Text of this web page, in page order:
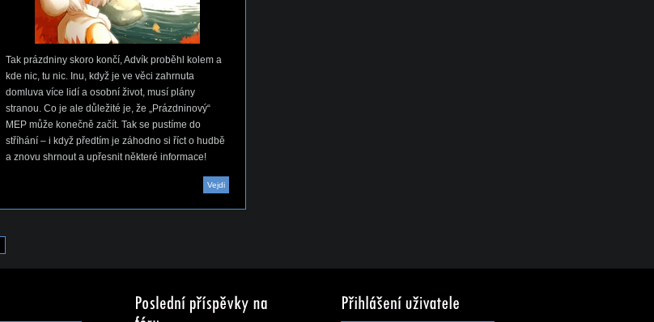
Tak prázdniny skoro končí, Advík proběhl kolem a
kde nic, tu nic. Inu, když je ve věci zahrnuta
domluva více lidí a osobní život, musí plány
stranou. Co je ale důležité je, že „Prázdninový“
MEP může konečně začít. Tak se pustíme do
stříhání – i když předtím je záhodno si říct o hudbě
a znovu shrnout a upřesnit některé informace!
Vejdi